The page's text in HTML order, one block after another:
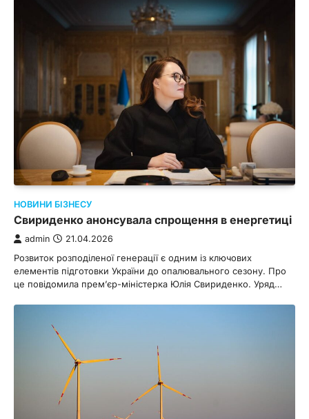
НОВИНИ БІЗНЕСУ
Свириденко анонсувала спрощення в енергетиці
admin 21.04.2026
Розвиток розподіленої генерації є одним із ключових
елементів підготовки України до опалювального сезону. Про
це повідомила прем’єр-міністерка Юлія Свириденко. Уряд…